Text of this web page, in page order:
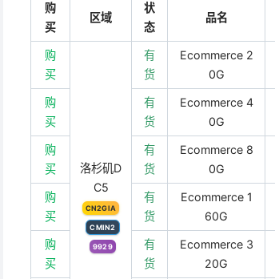
购
买
区域
状
态
品名
购
买
洛杉矶D
C5
CN2GIA
CMIN2
9929
有
货
Ecommerce 2
0G
购
买
有
货
Ecommerce 4
0G
购
买
有
货
Ecommerce 8
0G
购
买
有
货
Ecommerce 1
60G
购
买
有
货
Ecommerce 3
20G